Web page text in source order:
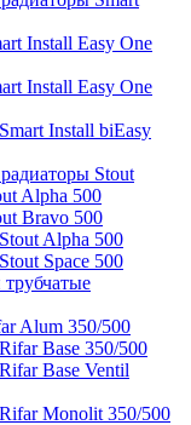
Install Easy One
Install Easy One
Install biEasy
Stout
Alpha 500
Bravo 500
Alpha 500
Space 500
Alum 350/500
Base 350/500
Base Ventil
Monolit 350/500